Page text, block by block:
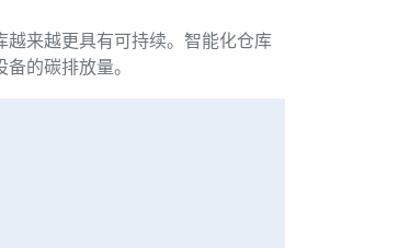
来越更具有可持续。智能化仓库
的碳排放量。